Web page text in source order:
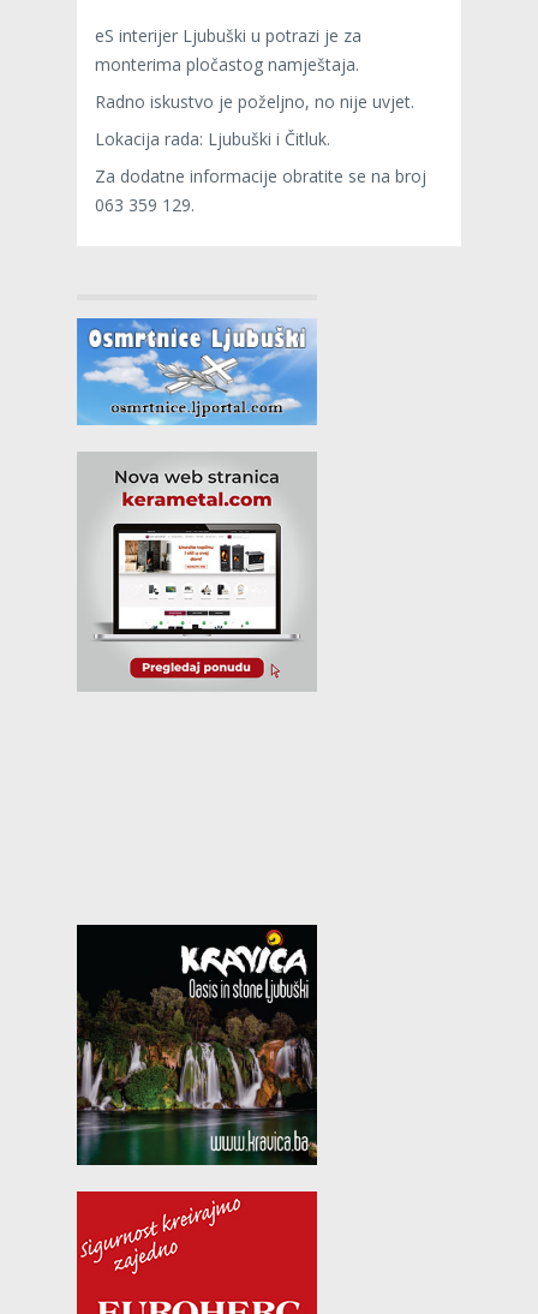
eS interijer Ljubuški u potrazi je za
monterima pločastog namještaja.
Radno iskustvo je poželjno, no nije uvjet.
Lokacija rada: Ljubuški i Čitluk.
Za dodatne informacije obratite se na broj
063 359 129.